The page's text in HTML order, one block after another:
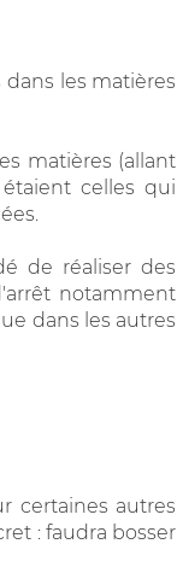
les matières
matières (allant
celles qui
de réaliser des
notamment
dans les autres
certaines autres
: faudra bosser